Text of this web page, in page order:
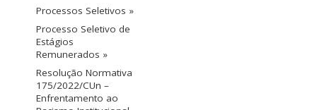
Processos Seletivos »
Processo Seletivo de
Estágios
Remunerados »
Resolução Normativa
175/2022/CUn –
Enfrentamento ao